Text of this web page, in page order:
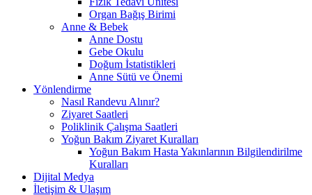
Organ Bağış Birimi
Anne & Bebek
Anne Dostu
Gebe Okulu
Doğum İstatistikleri
Anne Sütü ve Önemi
Yönlendirme
Nasıl Randevu Alınır?
Ziyaret Saatleri
Poliklinik Çalışma Saatleri
Yoğun Bakım Ziyaret Kuralları
Yoğun Bakım Hasta Yakınlarının Bilgilendirilme
Kuralları
Dijital Medya
İletişim & Ulaşım